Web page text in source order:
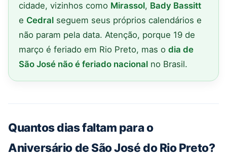
cidade, vizinhos como Mirassol, Bady Bassitt
e Cedral seguem seus próprios calendários e
não param pela data. Atenção, porque 19 de
março é feriado em Rio Preto, mas o dia de
São José não é feriado nacional no Brasil.
Quantos dias faltam para o
Aniversário de São José do Rio Preto?